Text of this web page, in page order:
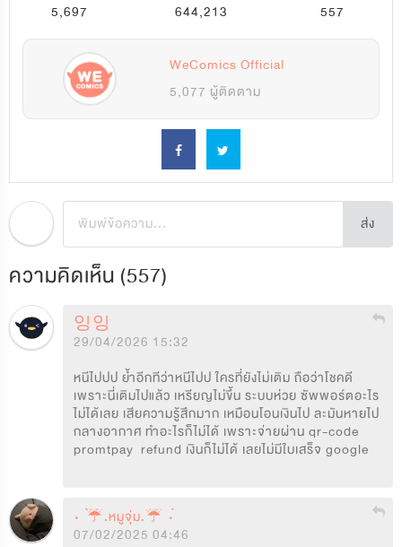
5,697 644,213 557
WeComics Official
5,077 ผู้ติดตาม
ส่ง
ความคิดเห็น (557)
잉잉
29/04/2026 15:32
หนีไปปป ย้ำอีกทีว่าหนีไปป ใครที่ยังไม่เติม ถือว่าโชคดี
เพราะนี่เติมไปแล้ว เหรียญไม่ขึ้น ระบบห่วย ซัพพอร์ตอะไร
ไม่ได้เลย เสียความรู้สึกมาก เหมือนโอนเงินไป ละมันหายไป
กลางอากาศ ทำอะไรก็ไม่ได้ เพราะจ่ายผ่าน qr-code
promtpay  refund เงินก็ไม่ได้ เลยไม่มีใบเสร็จ google
˖ ݁☔.หมูจุ่ม.☔ ݁˖
07/02/2025 04:46